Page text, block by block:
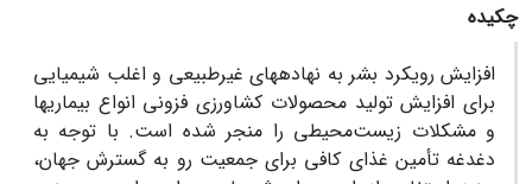
چکیده
افزایش رویکرد بشر به نهاده­های غیرطبیعی و اغلب شیمیایی
برای افزایش تولید محصولات کشاورزی فزونی انواع بیماری­ها
و مشکلات زیست‌محیطی را منجر شده است. با توجه به
دغدغه تأمین غذای کافی برای جمعیت رو به گسترش جهان،